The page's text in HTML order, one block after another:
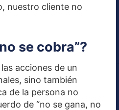
nuestro cliente no
se cobra”?
acciones de un
sino también
de la persona no
de “no se gana, no